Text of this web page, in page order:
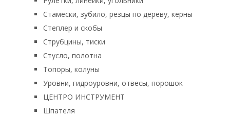
Стамески, зубило, резцы по дереву, керны
Степлер и скобы
Струбцины, тиски
Стусло, полотна
Топоры, колуны
Уровни, гидроуровни, отвесы, порошок
ЦЕНТРО ИНСТРУМЕНТ
Шпателя